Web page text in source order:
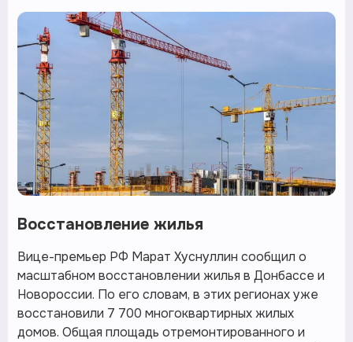
Восстановление жилья
Вице-премьер РФ Марат Хуснуллин сообщил о
масштабном восстановлении жилья в Донбассе и
Новороссии. По его словам, в этих регионах уже
восстановили 7 700 многоквартирных жилых
домов. Общая площадь отремонтированного и